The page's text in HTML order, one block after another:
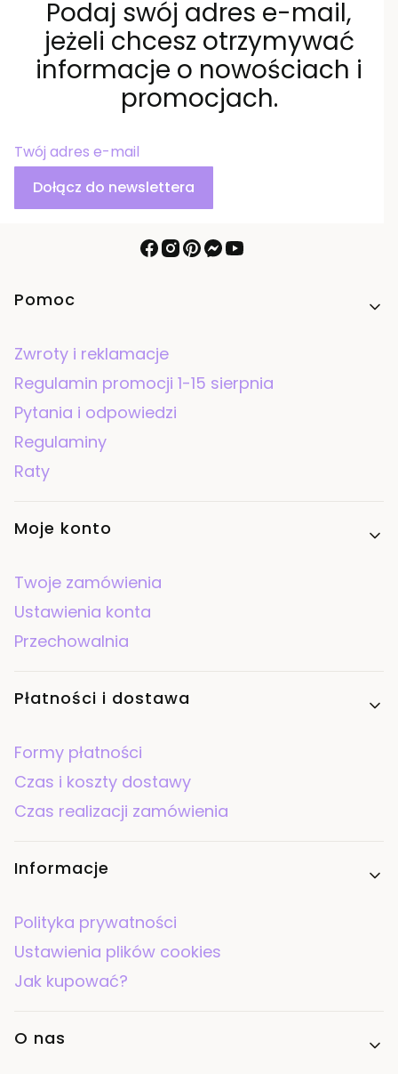
Podaj swój adres e-mail,
jeżeli chcesz otrzymywać
informacje o nowościach i
promocjach.
Twój adres e-mail
Dołącz do newslettera
Linki w stopce
Pomoc
Zwroty i reklamacje
Regulamin promocji 1-15 sierpnia
Pytania i odpowiedzi
Regulaminy
Raty
Moje konto
Twoje zamówienia
Ustawienia konta
Przechowalnia
Płatności i dostawa
Formy płatności
Czas i koszty dostawy
Czas realizacji zamówienia
Informacje
Polityka prywatności
Ustawienia plików cookies
Jak kupować?
O nas